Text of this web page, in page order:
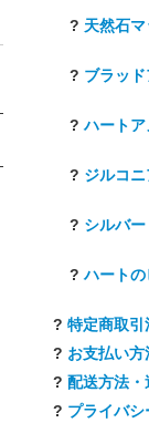
? 天然石
? ブラッ
?ハートア
? ジルコ
? シルバ
?ハート
? 特定商取引
? お支払い方
? 配送方法・
? プライバ